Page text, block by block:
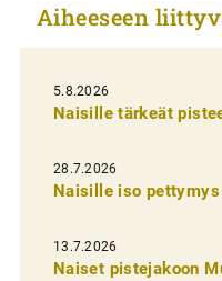
k
e
l
i
e
n
e
Aiheeseen
5.8.2026
Naisille tärkeät
28.7.2026
Naisille iso pettymys
13.7.2026
Naiset pistejakoon